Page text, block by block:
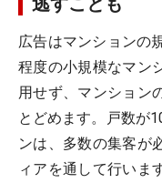
広告はマンションの
程度の小規模なマン
用せず、マンション
とどめます。戸数が
ンは、多数の集客が
ィアを通して行いま